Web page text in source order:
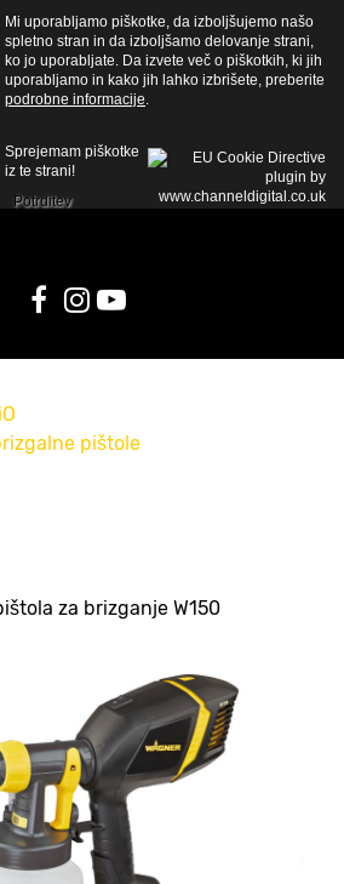
pištole
za brizganje W150
Mi uporabljamo piškotke, da izboljšujemo našo
spletno stran in da izboljšamo delovanje strani,
ko jo uporabljate. Da izvete več o piškotkih, ki jih
uporabljamo in kako jih lahko izbrišete, preberite
podrobne informacije.
Sprejemam piškotke
iz te strani!
Potrditev